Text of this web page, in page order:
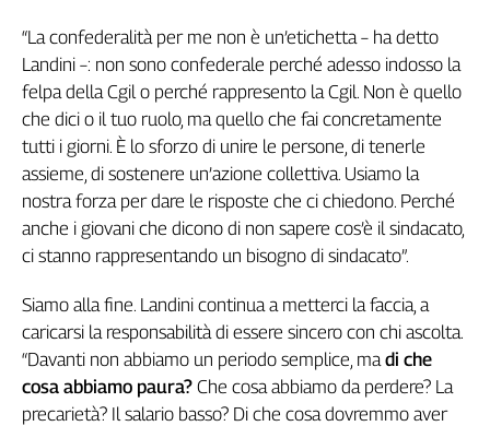
“La confederalità per me non è un’etichetta – ha detto
Landini –: non sono confederale perché adesso indosso la
felpa della Cgil o perché rappresento la Cgil. Non è quello
che dici o il tuo ruolo, ma quello che fai concretamente
tutti i giorni. È lo sforzo di unire le persone, di tenerle
assieme, di sostenere un’azione collettiva. Usiamo la
nostra forza per dare le risposte che ci chiedono. Perché
anche i giovani che dicono di non sapere cos’è il sindacato,
ci stanno rappresentando un bisogno di sindacato”.
Siamo alla fine. Landini continua a metterci la faccia, a
caricarsi la responsabilità di essere sincero con chi ascolta.
“Davanti non abbiamo un periodo semplice, madi che
cosa abbiamo paura? Che cosa abbiamo da perdere? La
precarietà? Il salario basso? Di che cosa dovremmo aver